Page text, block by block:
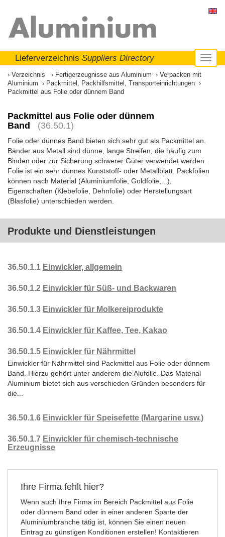
Lieferverzeichnis Suppliers Directory
Verzeichnis Fertigerzeugnisse aus Aluminium
Verpacken mit
Aluminium
Packmittel, Packhilfsmittel, Transporteinrichtungen
Packmittel aus Folie oder dünnem Band
Packmittel aus Folie oder dünnem
Band
(36.50.1)
Folie oder dünnes Band bieten sich sehr gut als Packmittel an.
Bänder aus Metall sind dünne, lange Streifen, die häufig zum
Binden oder zur Sicherung schwerer Güter verwendet werden.
Folie ist ein sehr dünnes Kunststoff- oder Metallblatt. Packfolien
können nach Material (Aluminiumfolie, Goldfolie,...),
Eigenschaften (Klebefolie, Dehnfolie) oder Herstellungsart
(Blasfolie) unterschieden werden.
Produkte und Dienstleistungen
36.50.1.1 Einwickler, allgemein
36.50.1.2 Einwickler für Süß- und Backwaren
36.50.1.3 Einwickler für Molkereiprodukte
36.50.1.4 Einwickler für Kaffee, Tee, Kakao
36.50.1.5 Einwickler für Nährmittel
Einwickler für Nährmittel sind Packmittel aus Folie oder dünnem
Band. Hierzu gehört unter anderem die Alufolie. Das Material
Aluminium bietet sich aus verschieden Gründen besonders für
die...
36.50.1.6 Einwickler für Speisefette (Margarine usw.)
36.50.1.7 Einwickler für chemisch-technische
Erzeugnisse
Ihre Firma fehlt hier?
Wenn auch Ihre Firma im Bereich Packmittel aus Folie
oder dünnem Band oder in einer anderen Sparte der
Aluminiumbranche tätig ist, können Sie einen neuen
Eintrag zu günstigen Konditionen erstellen! Kontaktieren